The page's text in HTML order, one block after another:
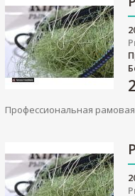
Профессиональная